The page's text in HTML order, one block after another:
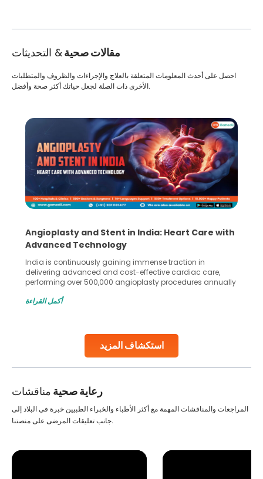
مقالات صحية& التحديثات
استكشاف المزيد
احصل على أحدث المعلومات المتعلقة بالعلاج والإجراءات والظروف والمتطلبات
الأخرى ذات الصلة لجعل حياتك أكثر صحة وأفضل.
5 Essential Steps for Effective Human Sperm
Collection and Processing Methods
Human sperm collection and processing are critical steps
in advanced reproductive techniques like In Vitro
Fertilization (IVF) and intrauterine insemination (IUI). These
challenges and help couples achieve their dream of
collected, they process the
أكمل القراءة
رعاية صحية مناقشات
المراجعات والمناقشات المهمة مع أكثر الأطباء والخبراء الطبيين خبرة في البلاد إلى
جانب تعليقات المرضى على منصتنا.